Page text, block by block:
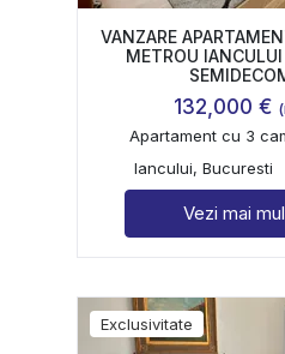
VANZARE
METROU
132,000 €
Apartament cu 3
Iancului, Bucuresti
Vezi mai
Exclusivitate